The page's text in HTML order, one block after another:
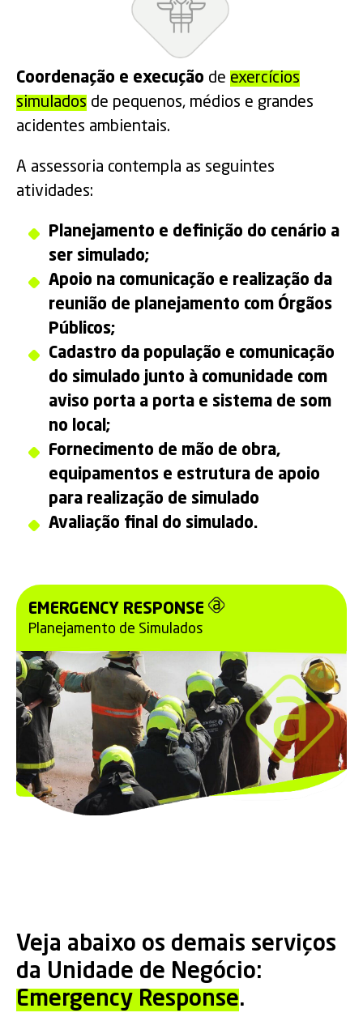
Coordenação e execução de exercícios
simulados de pequenos, médios e grandes
acidentes ambientais.
A assessoria contempla as seguintes
atividades:
Planejamento e definição do cenário a
ser simulado;
Apoio na comunicação e realização da
reunião de planejamento com Órgãos
Públicos;
Cadastro da população e comunicação
do simulado junto à comunidade com
aviso porta a porta e sistema de som
no local;
Fornecimento de mão de obra,
equipamentos e estrutura de apoio
para realização de simulado
Avaliação final do simulado.
EMERGENCY RESPONSE
Planejamento de Simulados
Veja abaixo os demais serviços
da Unidade de Negócio:
Emergency Response.